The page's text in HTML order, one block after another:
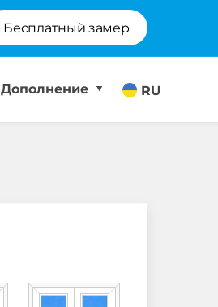
Бесплатный замер
RU
Дополнение